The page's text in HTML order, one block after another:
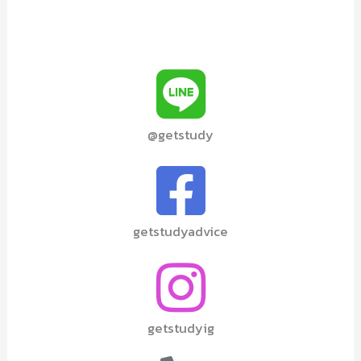
@getstudy
getstudyadvice
getstudyig